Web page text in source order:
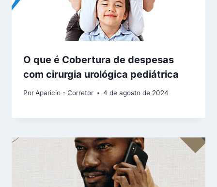
O que é Cobertura de despesas
com cirurgia urológica pediátrica
PorAparicio - Corretor 4 de agosto de 2024